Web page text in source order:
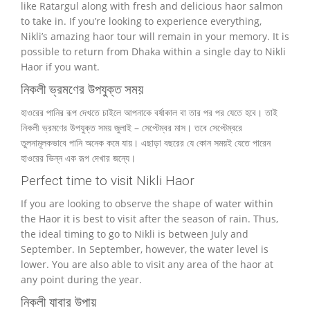
like Ratargul along with fresh and delicious haor salmon
to take in. If you’re looking to experience everything,
Nikli’s amazing haor tour will remain in your memory. It is
possible to return from Dhaka within a single day to Nikli
Haor if you want.
নিকলী ভ্রমণের উপযুক্ত সময়
হাওরের পানির রূপ দেখতে চাইলে আপনাকে বর্ষাকাল বা তার পর পর যেতে হবে। তাই
নিকলী ভ্রমণের উপযুক্ত সময় জুলাই – সেপ্টেম্বর মাস। তবে সেপ্টেম্বরে
তুলনামূলকভাবে পানি অনেক কমে যায়। এছাড়া বছরের যে কোন সময়ই যেতে পারেন
হাওরের ভিন্ন এক রূপ দেখার জন্যে।
Perfect time to visit Nikli Haor
If you are looking to observe the shape of water within
the Haor it is best to visit after the season of rain. Thus,
the ideal timing to go to Nikli is between July and
September. In September, however, the water level is
lower. You are also able to visit any area of the haor at
any point during the year.
নিকলী যাবার উপায়